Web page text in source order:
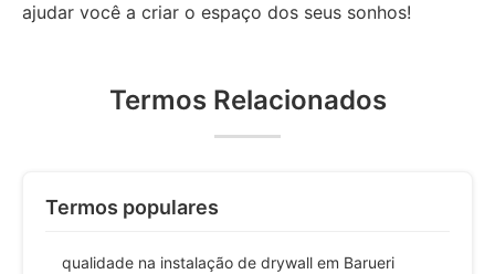
ajudar você a criar o espaço dos seus sonhos!
Termos Relacionados
Termos populares
qualidade na instalação de drywall em Barueri